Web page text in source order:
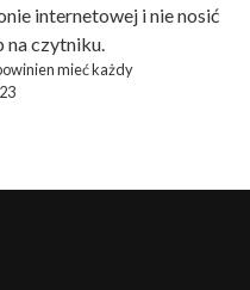
internetowej i nie nosić
na czytniku.
mieć każdy